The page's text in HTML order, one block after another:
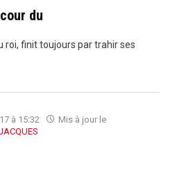
du
roi, finit toujours par trahir ses
à 15:32
Mis à jour le